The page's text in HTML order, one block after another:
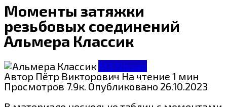
Моменты затяжки
резьбовых соединений
Альмера Классик
МЗ Nissan
Автор Пётр ВикторовичНа чтение 1 мин
Просмотров 7.9к. Опубликовано 26.10.2023